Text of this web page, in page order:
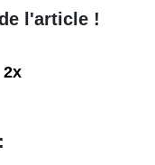
l'article !
2x